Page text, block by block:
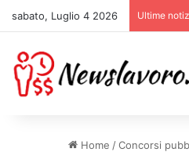
sabato, Luglio 4 2026 Ultime
Home /Concorsi